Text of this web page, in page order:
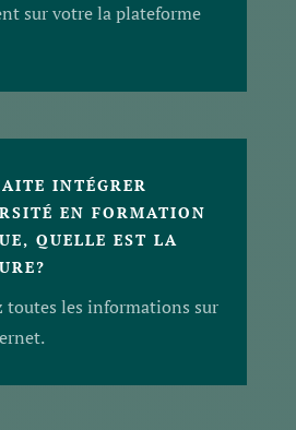
sur votre la plateforme
INTÉGRER
EN FORMATION
QUELLE EST LA
toutes les informations sur